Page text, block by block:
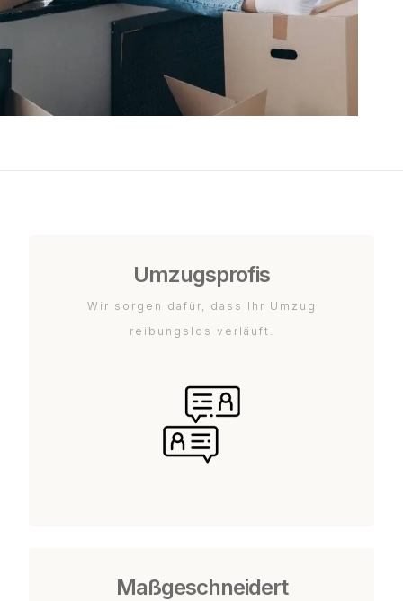
Umzugsprofis
Wir sorgen dafür, dass Ihr Umzug
reibungslos verläuft.
Maßgeschneidert